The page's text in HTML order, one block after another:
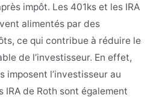
impôt. Les 401ks et les IRA
alimentés par des
ce qui contribue à réduire le
de l’investisseur. En effet,
imposent l’investisseur au
IRA de Roth sont également